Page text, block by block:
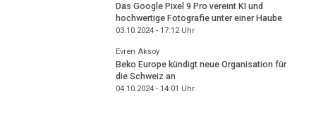
Das Google Pixel 9 Pro vereint KI und
hochwertige Fotografie unter einer Haube
03.10.2024 - 17:12Uhr
Evren Aksoy
Beko Europe kündigt neue Organisation für
die Schweiz an
04.10.2024 - 14:01 Uhr